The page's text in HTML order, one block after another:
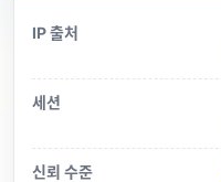
IP 출처
세션
신뢰 수준